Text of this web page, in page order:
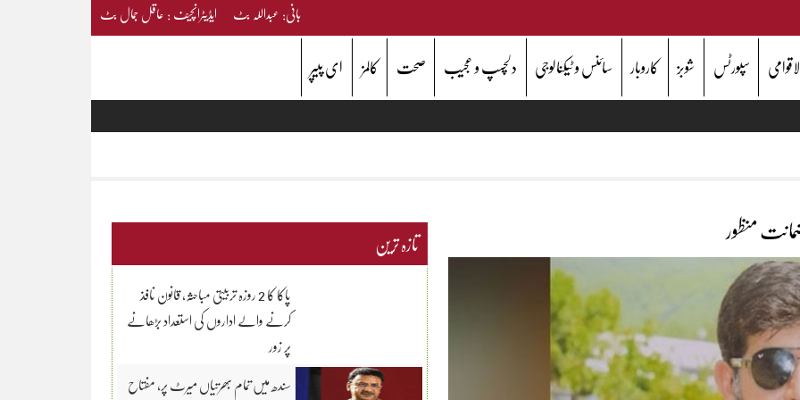
بانی: عبداللہ بٹ ایڈیٹرانچیف : عاقل جمال بٹ
سپورٹس شوبز کاروبار سائنس و ٹیکنالوجی دلچسپ و عجیب صحت کالمز ای پیپر
منظور تازہ ترین
پاکا کا 2 روزہ تربیتی مباحثہ، قانون نافذ
کرنے والے اداروں کی استعداد بڑھانے
پر زور
سندھ میں تمام بھرتیاں میرٹ پر، مفتاح